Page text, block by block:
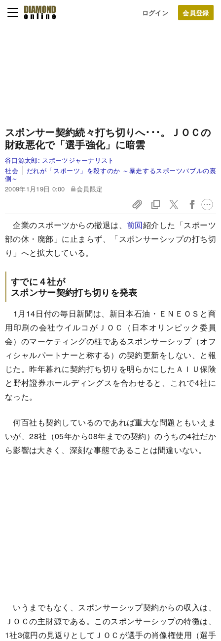
ログイン
スポンサー契約続々打ち切りへ･･･。
ＪＯＣの
財政悪化で「選手強化」に暗雲
谷口源太郎: スポーツジャーナリスト
社会
だれが「スポーツ」を殺すのか ～暴走するスポーツバブルの裏
側～
2009年1月19日 0:00
会員限定
企業のスポーツからの撤退は、 前回紹介した「スポーツ
部の休・廃部」に止まらず、「スポンサーシップの打ち切
り」へと拡大している。
すでに４社が
スポンサー契約打ち切りを発表
1月14日付の毎日新聞は、新日本石油・ＥＮＥＯＳと商
用印刷の会社ウイルコがＪＯＣ（日本オリンピック委員
会）のマーケティングの柱であるスポンサーシップ（オフ
ィシャルパートナーと称する）の契約更新をしない、と報
じた。昨年暮れに契約打ち切りを明らかにしたＡＩＵ保険
と野村證券ホールディングスを合わせると、これで4社に
なった。
何百社も契約しているのであれば重大な問題ともいえま
いが、28社（05年から08年までの契約）のうちの4社だか
ら影響は大きく、深刻な事態であることは間違いない。
いうまでもなく、スポンサーシップ契約からの収入は、
ＪＯＣの主財源である。このスポンサーシップの特徴は、
1社3億円の見返りとしてＪＯＣが選手の肖像権使用（選手